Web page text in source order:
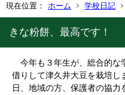
現在位置： ホーム 学校日記
きな粉餅、最高です！
今年も３年生が、総合的な
借りして津久井大豆を栽培し
日、地域の方、保護者の協力